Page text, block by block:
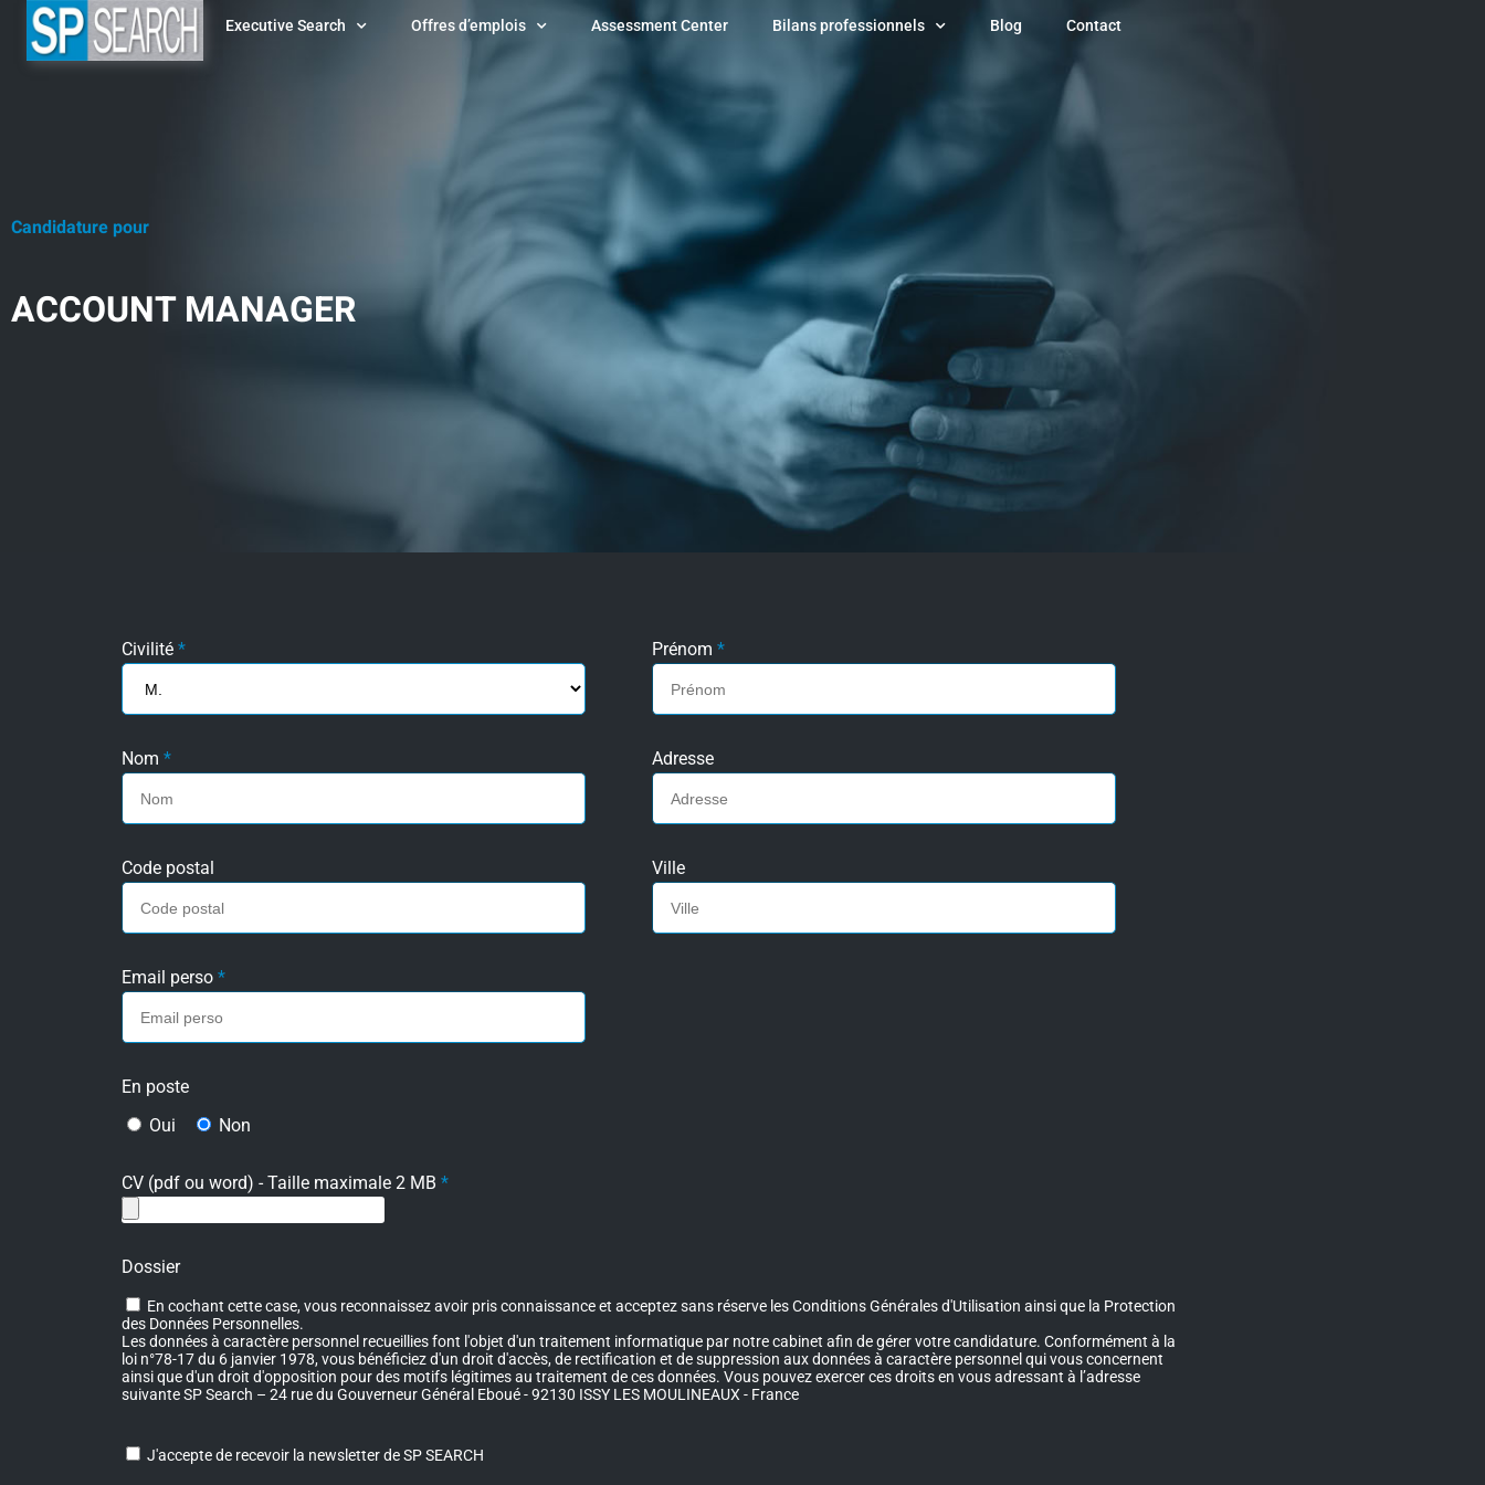
Executive Search Offres d’emplois Assessment Center Bilans professionnels Blog Contact
Candidature pour
ACCOUNT MANAGER
Civilité * Prénom *
Nom * Adresse
Code postal Ville
Email perso *
En poste
Oui
Non
CV (pdf ou word) - Taille maximale 2 MB *
Dossier
En cochant cette case, vous reconnaissez avoir pris connaissance et acceptez sans réserve les Conditions Générales d'Utilisation ainsi que la Protection
des Données Personnelles.
Les données à caractère personnel recueillies font l'objet d'un traitement informatique par notre cabinet afin de gérer votre candidature. Conformément à la
loi n°78-17 du 6 janvier 1978, vous bénéficiez d'un droit d'accès, de rectification et de suppression aux données à caractère personnel qui vous concernent
ainsi que d'un droit d'opposition pour des motifs légitimes au traitement de ces données. Vous pouvez exercer ces droits en vous adressant à l’adresse
suivante SP Search – 24 rue du Gouverneur Général Eboué - 92130 ISSY LES MOULINEAUX - France
J'accepte de recevoir la newsletter de SP SEARCH